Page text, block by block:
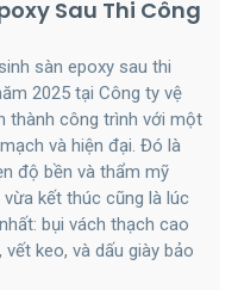
Sau Thi Công
sàn epoxy sau thi
2025 tại Công ty vệ
thành công trình với một
và hiện đại. Đó là
độ bền và thẩm mỹ
kết thúc cũng là lúc
bụi vách thạch cao
keo, và dấu giày bảo